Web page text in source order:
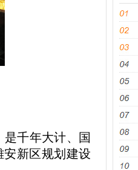
千年大计、国
新区规划建设